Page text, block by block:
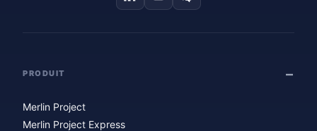
PRODUIT
Merlin Project
Merlin Project Express